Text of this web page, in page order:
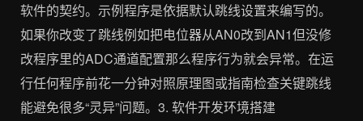
软件的契约。示例程序是依据默认跳线设置来编写的。
如果你改变了跳线例如把电位器从AN0改到AN1但没修
改程序里的ADC通道配置那么程序行为就会异常。在运
行任何程序前花一分钟对照原理图或指南检查关键跳线
能避免很多“灵异”问题。3. 软件开发环境搭建